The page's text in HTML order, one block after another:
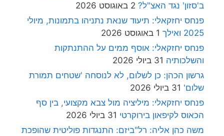
ב'סזון' נגד האצ"ל? 2 באוגוסט 2026
פנחס יחזקאלי: תיעוד שנאת נתניהו בתמונות, מיולי
2025 ואילך
1 באוגוסט 2026
פנחס יחזקאלי: אוסף ממים על ההתנתקות
והשלכותיה 31 ביולי 2026
גרשון הכהן: כן לשלום, לא לנוסחה 'שטחים תמורת
שלום' 31 ביולי 2026
פנחס יחזקאלי: מיליציה מול צבא מקצועי, בין סף
הכאוס לקיפאון בירוקרטי 31 ביולי 2026
משה כהן אליה: רל"ביזם: התנגדות פוליטית שהופכת